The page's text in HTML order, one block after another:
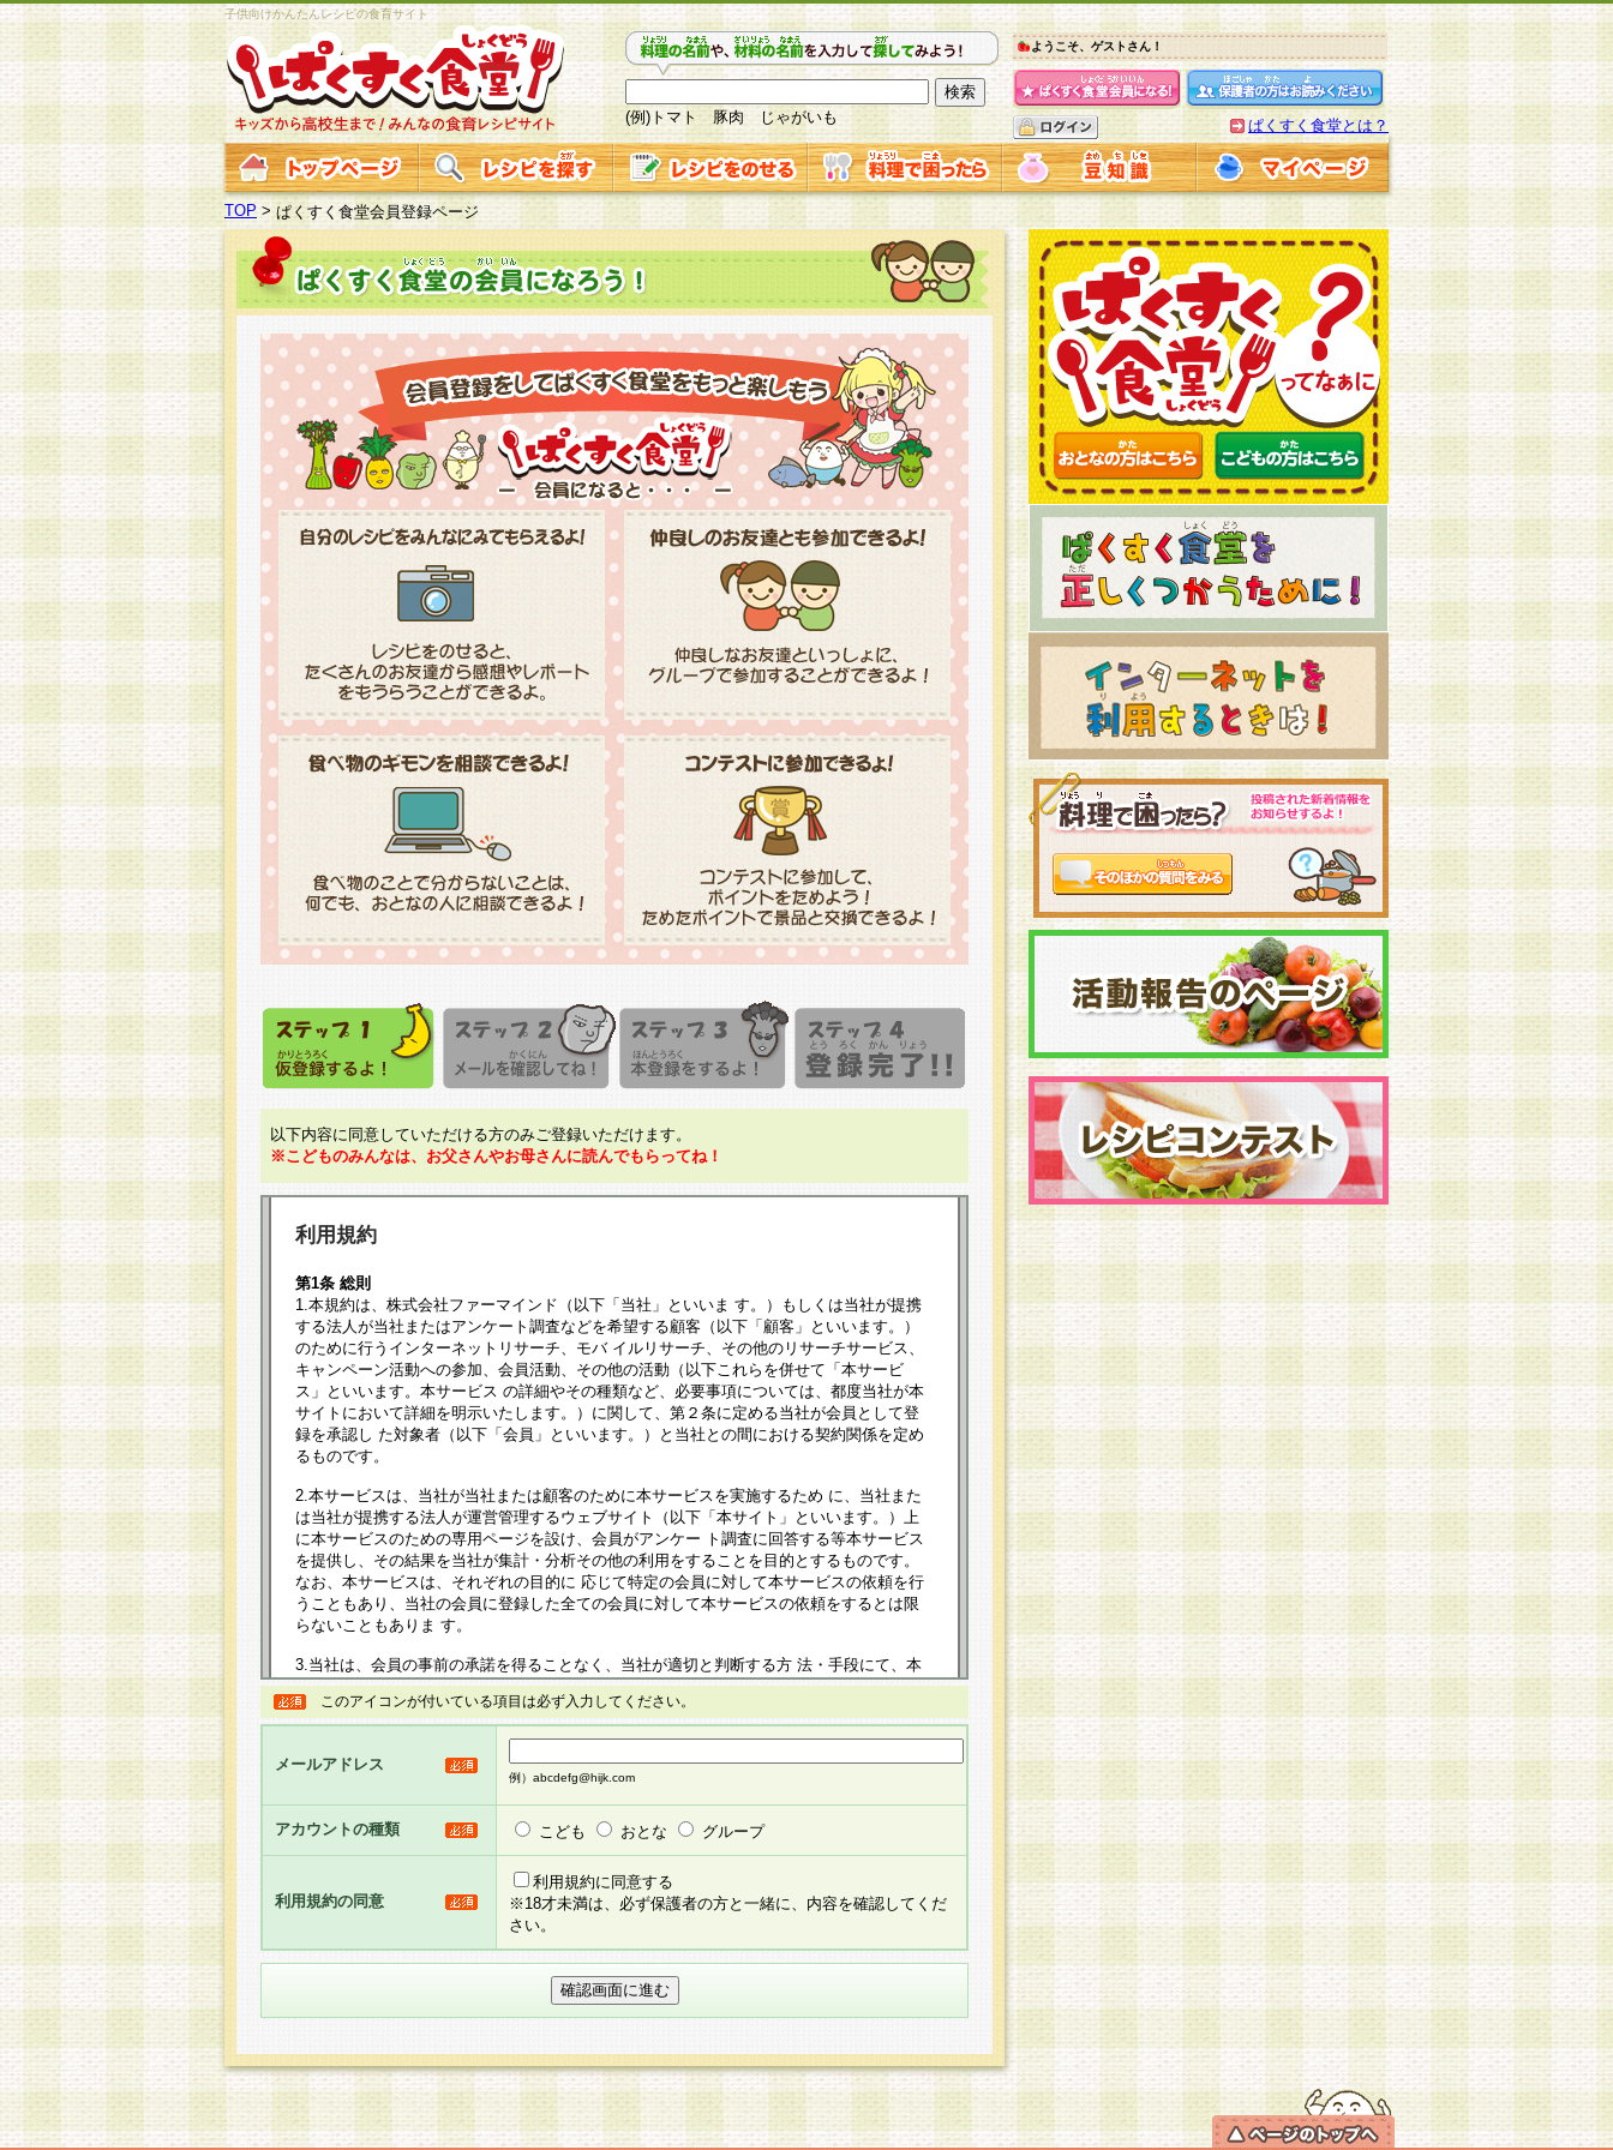
子供向けかんたんレシピの食育サイト
(例)トマト 豚肉 じゃがいも
ようこそ、ゲストさん！
ぱくすく食堂とは？
TOP >ぱくすく食堂会員登録ページ
以下内容に同意していただける方のみご登録いただけます。
※こどものみんなは、お父さんやお母さんに読んでもらってね！
利用規約
第1条 総則
1.本規約は、株式会社ファーマインド（以下「当社」といいま す。）もしくは当社が提携
する法人が当社またはアンケート調査などを希望する顧客（以下「顧客」といいます。）
のために行うインターネットリサーチ、モバ イルリサーチ、その他のリサーチサービス、
キャンペーン活動への参加、会員活動、その他の活動（以下これらを併せて「本サービ
ス」といいます。本サービス の詳細やその種類など、必要事項については、都度当社が本
サイトにおいて詳細を明示いたします。）に関して、第２条に定める当社が会員として登
録を承認し た対象者（以下「会員」といいます。）と当社との間における契約関係を定め
るものです。
2.本サービスは、当社が当社または顧客のために本サービスを実施するため に、当社また
は当社が提携する法人が運営管理するウェブサイト（以下「本サイト」といいます。）上
に本サービスのための専用ページを設け、会員がアンケー ト調査に回答する等本サービス
を提供し、その結果を当社が集計・分析その他の利用をすることを目的とするものです。
なお、本サービスは、それぞれの目的に 応じて特定の会員に対して本サービスの依頼を行
うこともあり、当社の会員に登録した全ての会員に対して本サービスの依頼をするとは限
らないこともありま す。
3.当社は、会員の事前の承諾を得ることなく、当社が適切と判断する方 法・手段にて、本
規約を任意に制定、変更または修正することができるものとします。改定後の本規約等
は、本規約においては本サイトに掲示したときに、その 他の諸規定については、会員に対
して告知の案内を配信または本サイトに掲示したときのいずれか早い時期をもってその効
るものとします。
5.当社がお聞きする個人情報は、すべて会員登録希望者の自由な意思で提 供いただいたも
のと考えております。従って、会員登録希望者が自らの個人情報の提供を希望されない場
合には、当社はその個人情報をお預かりいたしません が、提供されないことによって、当
社の取扱商品やサービス等をご利用いただけない場合がありますことを予めご了承くださ
い。
6.当社は、お客様から当社が保有している個人情報の開示・訂正・追加・ 利用停止等を求
められた場合には、ご本人様であることが当社にて確認できた場合に限り、法令に準拠し
せ先となります。
第2条 会員の資格
1.会員とは、本規約等を承諾のうえ、当社所定の登録手続きを全て完了し、当社が承認した
このアイコンが付いている項目は必ず入力してください。
メールアドレス
例）abcdefg@hijk.com
アカウントの種類 こども おとな グループ
利用規約の同意
利用規約に同意する
※18才未満は、必ず保護者の方と一緒に、内容を確認してくだ
さい。